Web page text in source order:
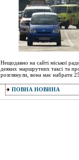
Нещодавно на сайті міської
деяких маршрутних таксі та
розглянули, вона має набрати
ПОВНА НОВИНА